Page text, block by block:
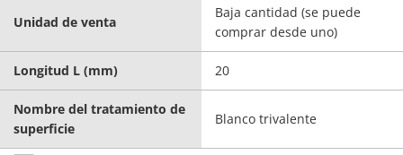
Unidad de venta
Baja cantidad (se puede
comprar desde uno)
Longitud L (mm) 20
Nombre del tratamiento de
superficie
Blanco trivalente